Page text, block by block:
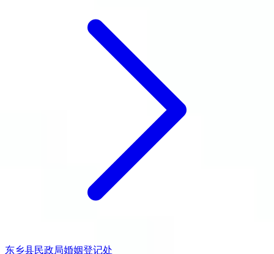
东乡县民政局婚姻登记处